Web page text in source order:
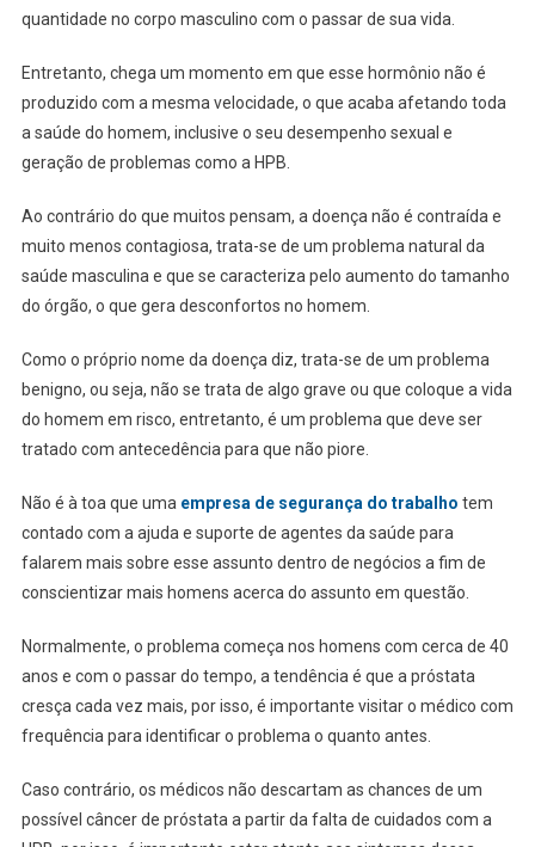
quantidade no corpo masculino com o passar de sua vida.
Entretanto, chega um momento em que esse hormônio não é
produzido com a mesma velocidade, o que acaba afetando toda
a saúde do homem, inclusive o seu desempenho sexual e
geração de problemas como a HPB.
Ao contrário do que muitos pensam, a doença não é contraída e
muito menos contagiosa, trata-se de um problema natural da
saúde masculina e que se caracteriza pelo aumento do tamanho
do órgão, o que gera desconfortos no homem.
Como o próprio nome da doença diz, trata-se de um problema
benigno, ou seja, não se trata de algo grave ou que coloque a vida
do homem em risco, entretanto, é um problema que deve ser
tratado com antecedência para que não piore.
Não é à toa que uma empresa de segurança do trabalho tem
contado com a ajuda e suporte de agentes da saúde para
falarem mais sobre esse assunto dentro de negócios a fim de
conscientizar mais homens acerca do assunto em questão.
Normalmente, o problema começa nos homens com cerca de 40
anos e com o passar do tempo, a tendência é que a próstata
cresça cada vez mais, por isso, é importante visitar o médico com
frequência para identificar o problema o quanto antes.
Caso contrário, os médicos não descartam as chances de um
possível câncer de próstata a partir da falta de cuidados com a